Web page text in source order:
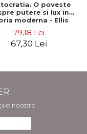
O poveste
putere si lux in
moderna - Ellis
Wasson
79,18 Lei
67,30 Lei
noastre